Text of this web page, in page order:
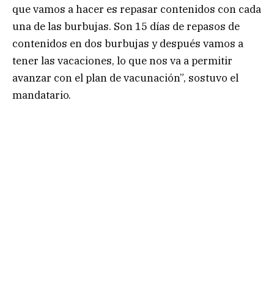
que vamos a hacer es repasar contenidos con cada
una de las burbujas. Son 15 días de repasos de
contenidos en dos burbujas y después vamos a
tener las vacaciones, lo que nos va a permitir
avanzar con el plan de vacunación”, sostuvo el
mandatario.